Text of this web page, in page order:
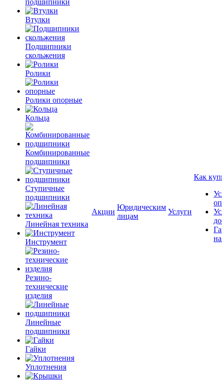
подшипники
Втулки
Подшипники
скольжения
Ролики
Ролики опорные
Кольца
Комбинированные
подшипники
Ступичные
подшипники
Линейная техника
Инструмент
Резино-
технические
изделия
Линейные
подшипники
Гайки
Уплотнения
Акции
Юридическим
лицам
Услуги
Как